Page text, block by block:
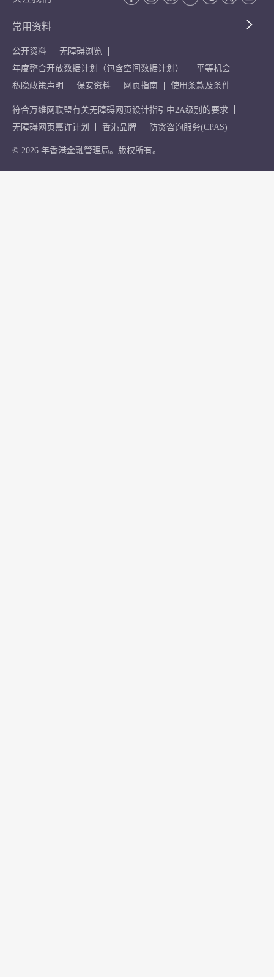
常用资料
公开资料
无障碍浏览
年度整合开放数据计划（包含空间数据计划）
平等机会
私隐政策声明
保安资料 网页指南 使用条款及条件
符合万维网联盟有关无障碍网页设计指引中2A级别的要求
无障碍网页嘉许计划
香港品牌 防贪咨询服务(CPAS)
© 2026 年香港金融管理局。版权所有。